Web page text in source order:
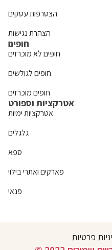
הצטרפות עסקים
הצהרת נגישות
חופים
חופים לא מוכרזים
חופים לגולשים
חופים מוכרזים
אטרקציות וספורט
אטרקציות ימיות
גלגלים
ספא
פארקים ואתרי בילוי
פנאי
פרטיות